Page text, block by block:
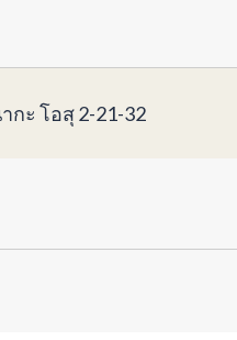
กะ โอสุ 2-21-32